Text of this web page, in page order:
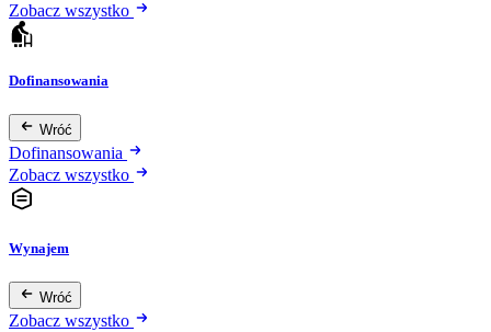
Zobacz wszystko
Dofinansowania
Wróć
Dofinansowania
Zobacz wszystko
Wynajem
Wróć
Zobacz wszystko